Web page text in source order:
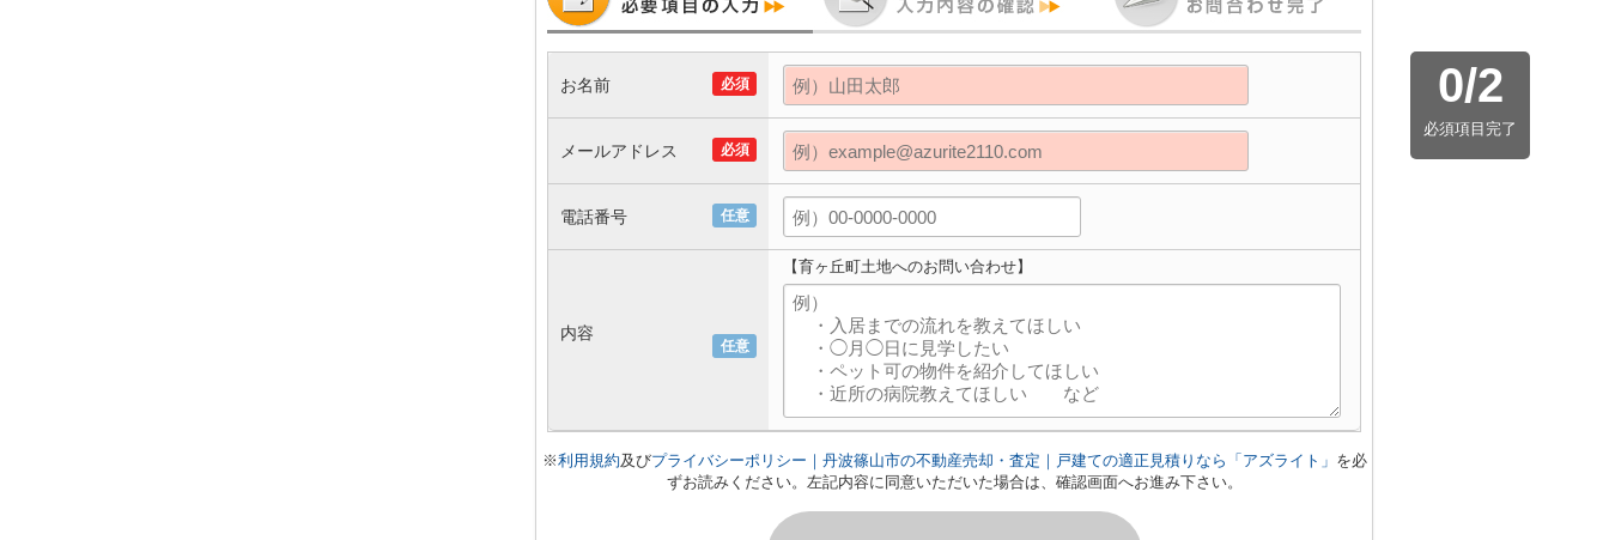
0/2
必須項目完了
必須
お名前
必須
メールアドレス
任意
電話番号
任意
内容
【育ヶ丘町土地へのお問い合わせ】
※利用規約及びプライバシーポリシー｜丹波篠山市の不動産売却・査定｜戸建ての適正見積りなら「アズライト」 を必
ずお読みください。左記内容に同意いただいた場合は、確認画面へお進み下さい。